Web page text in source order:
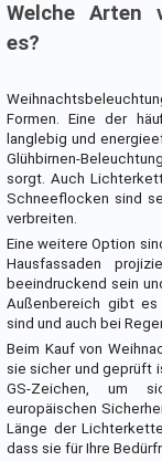
Welche Arten
es?
Formen. Eine der
langlebig und
Glühbirnen-
sorgt. Auch
Schneeflocken sind
verbreiten.
Eine weitere Option
Hausfassaden
beeindruckend sein
Außenbereich gibt
sind und auch bei
Beim Kauf von
sie sicher und geprüft
GS-Zeichen, um
europäischen
Länge der
dass sie für Ihre